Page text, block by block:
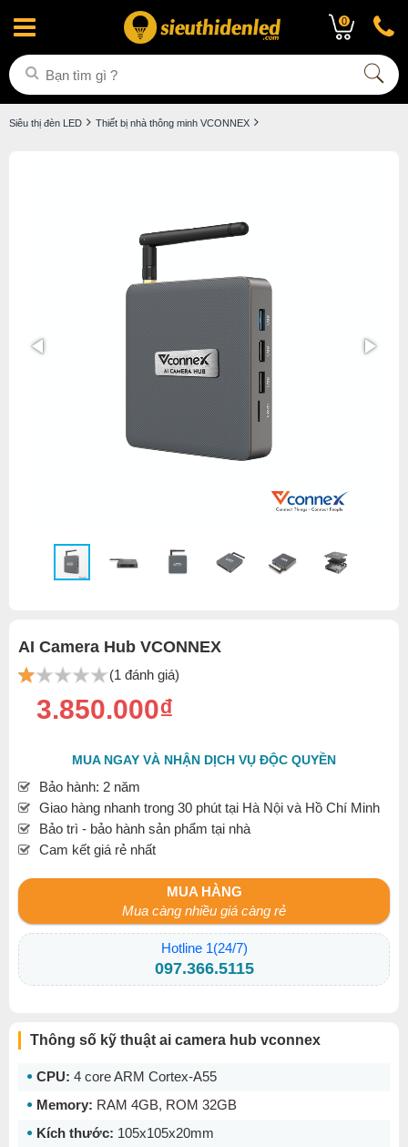
0
Siêu thị đèn LED Thiết bị nhà thông minh VCONNEX
AI Camera Hub VCONNEX
(1 đánh giá)
3.850.000₫
MUA NGAY VÀ NHẬN DỊCH VỤ ĐỘC QUYỀN
Bảo hành: 2 năm
Giao hàng nhanh trong 30 phút tại Hà Nội và Hồ Chí Minh
Bảo trì - bảo hành sản phẩm tại nhà
Cam kết giá rẻ nhất
MUA HÀNG
Mua càng nhiều giá càng rẻ
Hotline 1(24/7)
097.366.5115
Thông số kỹ thuật ai camera hub vconnex
CPU: 4 core ARM Cortex-A55
Memory: RAM 4GB, ROM 32GB
Kích thước: 105x105x20mm